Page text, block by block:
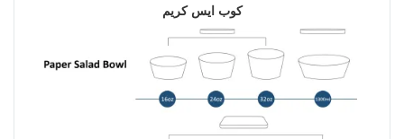
كوب ايس كريم